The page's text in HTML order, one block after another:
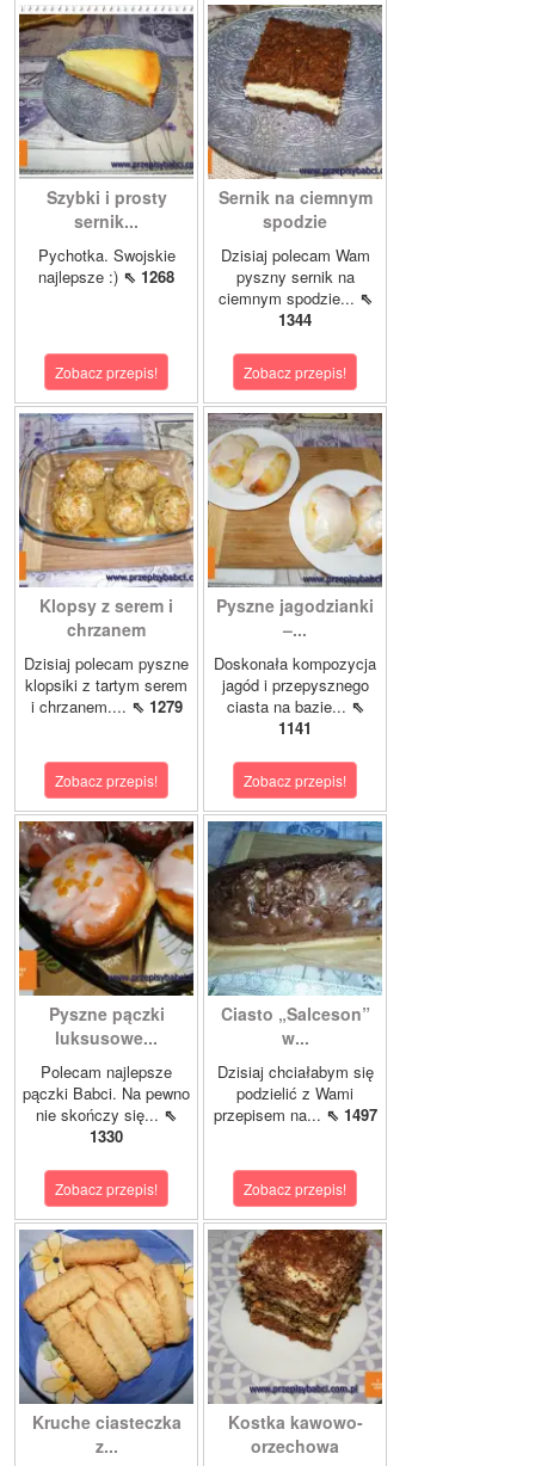
Szybki i prosty
sernik...
Pychotka. Swojskie
najlepsze :) ⇖ 1268
Zobacz przepis!
Sernik na ciemnym
spodzie
Dzisiaj polecam Wam
pyszny sernik na
ciemnym spodzie... ⇖
1344
Zobacz przepis!
Klopsy z serem i
chrzanem
Dzisiaj polecam pyszne
klopsiki z tartym serem
i chrzanem.... ⇖ 1279
Zobacz przepis!
Pyszne jagodzianki
–...
Doskonała kompozycja
jagód i przepysznego
ciasta na bazie... ⇖
1141
Zobacz przepis!
Pyszne pączki
luksusowe...
Polecam najlepsze
pączki Babci. Na pewno
nie skończy się... ⇖
1330
Zobacz przepis!
Ciasto „Salceson”
w...
Dzisiaj chciałabym się
podzielić z Wami
przepisem na... ⇖ 1497
Zobacz przepis!
Kruche ciasteczka
z...
Kostka kawowo-
orzechowa